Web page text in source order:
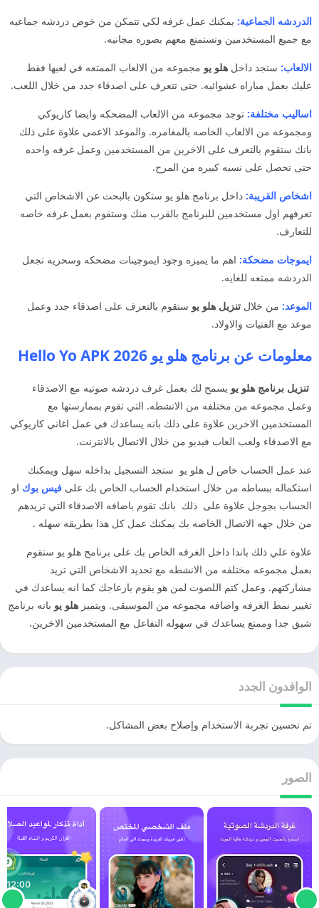
الدردشه الجماعية: يمكنك عمل غرفه لكي تتمكن من خوض دردشه جماعيه
مع جميع المستخدمين وتستمتع معهم بصوره مجانيه.
الالعاب: ستجد داخل هلو يو مجموعه من الالعاب الممتعه في لعبها فقط
عليك بعمل مباراه عشوائيه. حتى تتعرف على اصدقاء جدد من خلال اللعب.
اساليب مختلفة: توجد مجموعه من الالعاب المضحكه وايضا كاريوكي
ومجموعه من الالعاب الخاصه بالمغامره. والموعد الاعمى علاوة على ذلك
بانك ستقوم بالتعرف على الاخرين من المستخدمين وعمل غرفه واحده
حتى تحصل على نسبه كبيره من المرح.
اشخاص القريبة: داخل برنامج هلو يو ستكون بالبحث عن الاشخاص التي
تعرفهم اول مستخدمين للبرنامج بالقرب منك وستقوم بعمل غرفه خاصه
للتعارف.
ايموجات مضحكة: اهم ما يميزه وجود ايموچينات مضحكه وسحريه تجعل
الدردشه ممتعه للغايه.
الموعد: من خلال تنزيل هلو يو ستقوم بالتعرف على اصدقاء جدد وعمل
موعد مع الفتيات والاولاد.
معلومات عن برنامج هلو يو Hello Yo APK 2026
تنزيل برنامج هلو يو يسمح لك بعمل غرف دردشه صوتيه مع الاصدقاء
وعمل مجموعه من مختلفه من الانشطه. التي تقوم بممارستها مع
المستخدمين الاخرين علاوة على ذلك بانه يساعدك في عمل اغاني كاريوكي
مع الاصدقاء ولعب العاب فيديو من خلال الاتصال بالانترنت.
عند عمل الحساب خاص ل هلو يو ستجد التسجيل بداخله سهل ويمكنك
استكماله ببساطه من خلال استخدام الحساب الخاص بك على فيس بوك او
الحساب بجوجل علاوة على ذلك بانك تقوم باضافه الاصدقاء التي تريدهم
من خلال جهه الاتصال الخاصه بك يمكنك عمل كل هذا بطريقه سهله .
علاوة علي ذلك باندا داخل الغرفه الخاص بك على برنامج هلو يو ستقوم
بعمل مجموعه مختلفه من الانشطه مع تحديد الاشخاص التي تريد
مشاركتهم. وعمل كتم اللصوت لمن هو يقوم بازعاجك كما انه يساعدك في
تغيير نمط الغرفه واضافه مجموعه من الموسيقى. ويتميز هلو يو بانه برنامج
شيق جدا وممتع يساعدك في سهوله التفاعل مع المستخدمين الاخرين.
الوافدون الجدد
تم تحسين تجربة الاستخدام وإصلاح بعض المشاكل.
الصور